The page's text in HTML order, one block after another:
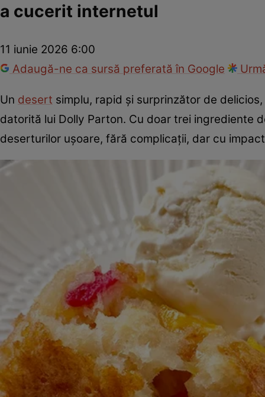
a cucerit internetul
11 iunie 2026 6:00
Adaugă-ne ca sursă preferată în Google
Un desert simplu, rapid și surprinzător de
datorită lui Dolly Parton. Cu doar trei ingrediente
deserturilor ușoare, fără complicații, dar cu